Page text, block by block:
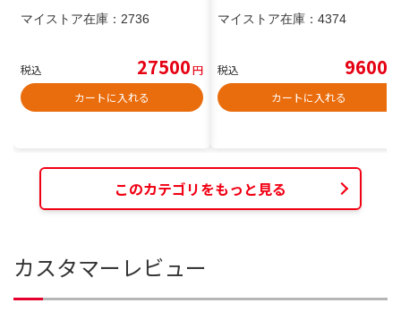
マイストア在庫： 2736
税込 27500円
カートに入れる
マイストア在庫： 4374
税込 9600
カートに入れる
このカテゴリをもっと見る
カスタマーレビュー